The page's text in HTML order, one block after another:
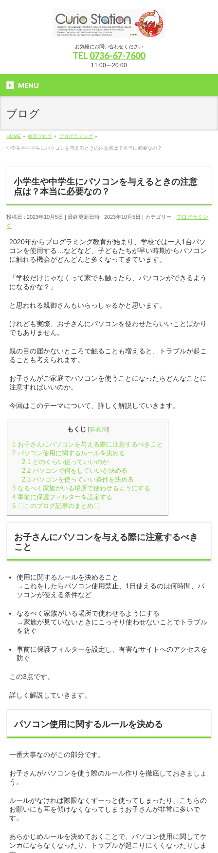
お気軽にお問い合わせください
TEL 0736-67-7600
11:00～20:00
MENU
ブログ
HOME » 教室ブログ » プログラミング »
小学生や中学生にパソコンを与えるときの注意点は？本当に必要なの？
小学生や中学生にパソコンを与えるときの注意
点は？本当に必要なの？
投稿日 : 2023年10月5日 最終更新日時 : 2023年10月5日 カテゴリー : プログラミン
グ
2020年からプログラミング教育が始まり、学校では一人1台パソ
コンを使用する…などなど、子どもたちが早い時期からパソコン
に触れる機会がどんどんと多くなってきています。
「学校だけじゃなくって家でも触ったら、パソコンができるよう
になるかな？」
と思われる親御さんもいらっしゃるかと思います。
けれども実際、お子さんにパソコンを使わせたらいいことばかり
でもありません。
親の目の届かないところで触ることも増えると、トラブルが起こ
ることも考えられます。
お子さんがご家庭でパソコンを使うことになったらどんなことに
注意すればいいのか。
今回はこのテーマについて、詳しく解説していきます。
もくじ [非表示]
1 お子さんにパソコンを与える際に注意するべきこと
2 パソコン使用に関するルールを決める
2.1 どのくらい使っていいのか
2.2 パソコンで何をしていいか決める
2.3 パソコンを使っていい条件を決める
3 なるべく家族がいる場所で使わせるようにする
4 事前に保護フィルターを設定する
5 〇このブログ記事のまとめ〇
お子さんにパソコンを与える際に注意するべき
こと
使用に関するルールを決めること
→これをしたらパソコン使用禁止、1日使えるのは何時間、パ
ソコンが使える条件など
なるべく家族がいる場所で使わせるようにする
→家族が見ていないときにこっそり使わせないことでトラブル
を防ぐ
事前に保護フィルターを設定し、有害なサイトへのアクセスを
防ぐ
この3点です。
詳しく解説していきます。
パソコン使用に関するルールを決める
一番大事なのがこの部分です。
お子さんがパソコンを使う際のルール作りを徹底しておきましょ
う。
ルールがなければ際限なくずーっと使ってしまったり、こちらの
お願いにも耳を傾けなくなってしまうお子さんが非常に多いで
す。
あらかじめルールを決めておくことで、パソコン使用に関してケ
ンカにならなくなったり、トラブルが起こりにくくなったりしま